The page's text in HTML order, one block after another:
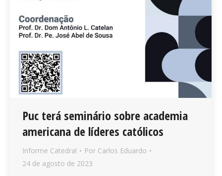
Puc terá seminário sobre academia
americana de líderes católicos
Informe Catedral Por Carlos Eduardo
24 de agosto de 2023